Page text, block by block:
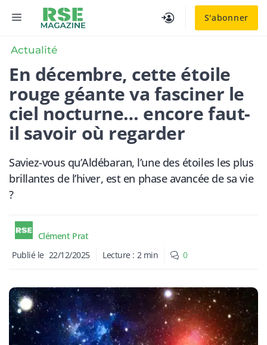
S'abonner
MENU
Actualité
En décembre, cette étoile
rouge géante va fasciner le
ciel nocturne… encore faut-
il savoir où regarder
Saviez-vous qu’Aldébaran, l’une des étoiles les plus
brillantes de l’hiver, est en phase avancée de sa vie
?
Clément Prat
Publié le 22/12/2025 Lecture : 2 min 0